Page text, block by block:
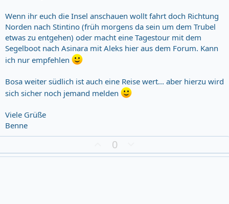
Wenn ihr euch die Insel anschauen wollt fahrt doch Richtung
Norden nach Stintino (früh morgens da sein um dem Trubel
etwas zu entgehen) oder macht eine Tagestour mit dem
Segelboot nach Asinara mit Aleks hier aus dem Forum. Kann
ich nur empfehlen
Bosa weiter südlich ist auch eine Reise wert... aber hierzu wird
sich sicher noch jemand melden
Viele Grüße
Benne
u
0
o